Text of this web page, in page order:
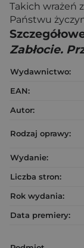
Takich wrażeń
Państwu
Zabłocie.
Wydawnictwo:
EAN:
Autor:
Rodzaj oprawy:
Wydanie:
Liczba stron:
Rok wydania:
Data premiery: